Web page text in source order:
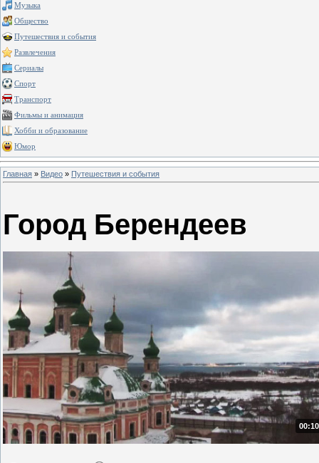
Музыка
Общество
Путешествия и события
Развлечения
Сериалы
Спорт
Транспорт
Фильмы и анимация
Хобби и образование
Юмор
Главная » Видео » Путешествия и события
Город Берендеев